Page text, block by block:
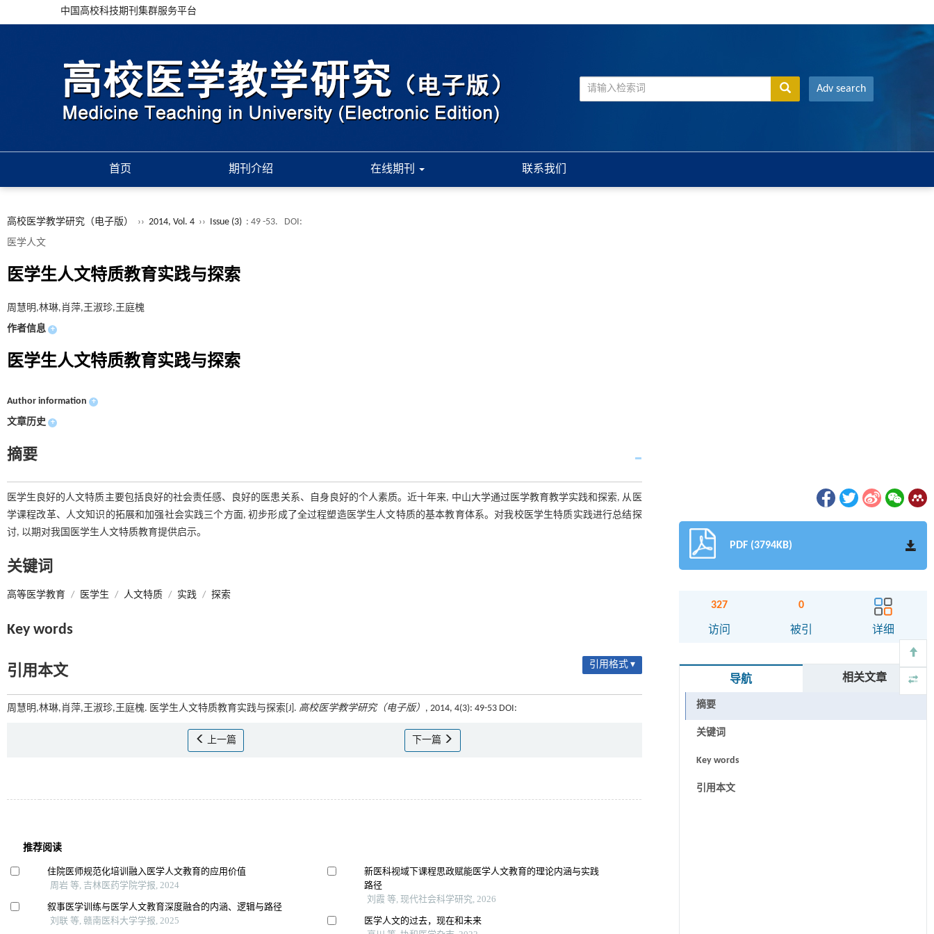
中国高校科技期刊集群服务平台
Adv search
首页 期刊介绍 在线期刊 联系我们
高校医学教学研究（电子版） ›› 2014, Vol. 4 ›› Issue (3) : 49 -53.
DOI:
医学人文
医学生人文特质教育实践与探索
周慧明,林琳,肖萍,王淑珍,王庭槐
作者信息 +
医学生人文特质教育实践与探索
Author information +
文章历史 +
摘要
医学生良好的人文特质主要包括良好的社会责任感、良好的医患关系、自身良好的个人素质。近十年来, 中山大学通过医学教育教学实践和探索, 从医
学课程改革、人文知识的拓展和加强社会实践三个方面, 初步形成了全过程塑造医学生人文特质的基本教育体系。对我校医学生特质实践进行总结探
讨, 以期对我国医学生人文特质教育提供启示。
关键词
高等医学教育 / 医学生 / 人文特质 / 实践 / 探索
Key words
引用本文 引用格式 ▾
周慧明,林琳,肖萍,王淑珍,王庭槐. 医学生人文特质教育实践与探索[J]. 高校医学教学研究（电子版） , 2014, 4(3): 49-53 DOI:
上一篇 下一篇
PDF (3794KB)
327
访问
0
被引 详细
导航 相关文章
摘要
关键词
Key words
引用本文